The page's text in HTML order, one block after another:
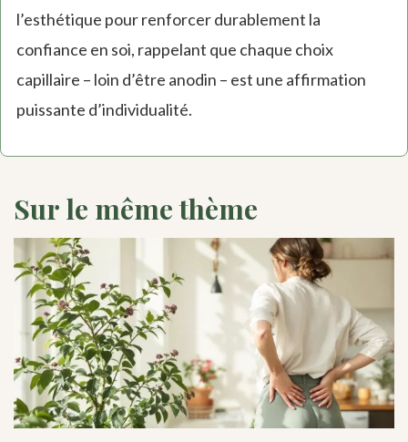
l’esthétique pour renforcer durablement la
confiance en soi, rappelant que chaque choix
capillaire – loin d’être anodin – est une affirmation
puissante d’individualité.
Sur le même thème